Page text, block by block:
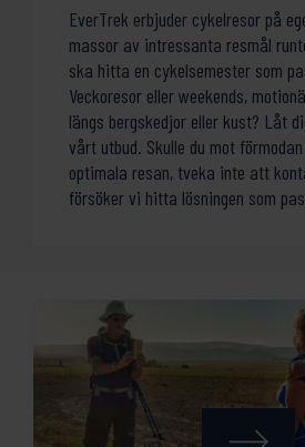
EverTrek erbjuder cykelresor på
massor av intressanta resmål
ska hitta en cykelsemester som
Veckoresor eller weekends,
längs bergskedjor eller kust? Låt
vårt utbud. Skulle du mot
optimala resan, tveka inte att
försöker vi hitta lösningen som